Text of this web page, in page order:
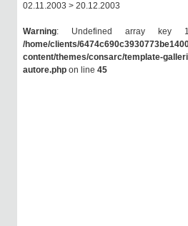
02.11.2003 > 20.12.2003
Warning: Undefined array key
/home/clients/
content/themes/consarc/template-
autore.php on line 45